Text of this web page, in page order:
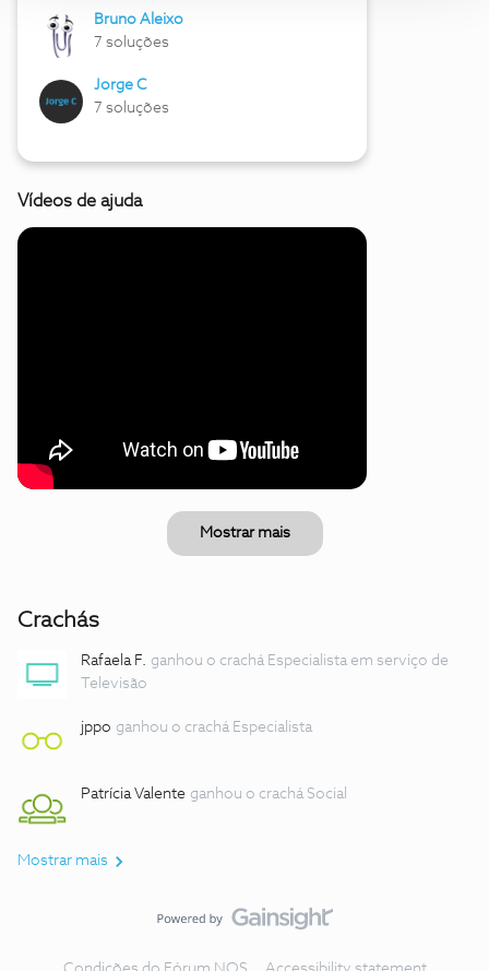
Bruno Aleixo
7 soluções
Jorge C
7 soluções
Vídeos de ajuda
Mostrar mais
Crachás
Rafaela F. ganhou o crachá Especialista em serviço de
Televisão
jppo ganhou o crachá Especialista
Patrícia Valente ganhou o crachá Social
Mostrar mais